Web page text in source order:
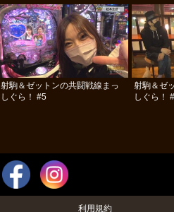
射駒＆ゼットンの共闘戦線まっ
しぐら！ #5
射駒＆ゼ
しぐら！
利用規約